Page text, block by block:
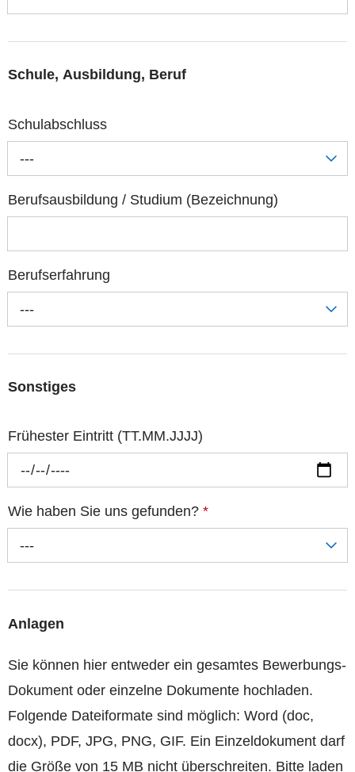
Schule, Ausbildung, Beruf
Schulabschluss
---
Berufsausbildung / Studium (Bezeichnung)
Berufserfahrung
---
Sonstiges
Frühester Eintritt (TT.MM.JJJJ)
Wie haben Sie uns gefunden? *
---
Anlagen
Sie können hier entweder ein gesamtes Bewerbungs-
Dokument oder einzelne Dokumente hochladen.
Folgende Dateiformate sind möglich: Word (doc,
docx), PDF, JPG, PNG, GIF. Ein Einzeldokument darf
die Größe von 15 MB nicht überschreiten. Bitte laden